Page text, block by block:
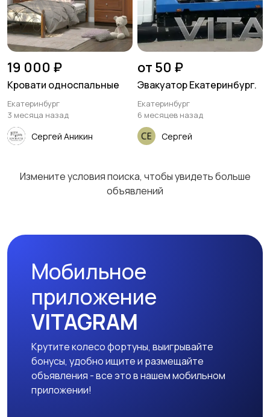
Хобби и развлечения Животные
Для Бизнеса Спорт и отдых
Красота и здоровье Хэндмейд
19 000 ₽
Кровати односпальные
Екатеринбург
3 месяца назад
Сергей Аникин
от 50 ₽
Эвакуатор Екатеринбург.
Екатеринбург
6 месяцев назад
Сергей
Измените условия поиска, чтобы увидеть больше
объявлений
Мобильное
приложение
VITAGRAM
Крутите колесо фортуны, выигрывайте
бонусы, удобно ищите и размещайте
объявления - все это в нашем мобильном
приложении!